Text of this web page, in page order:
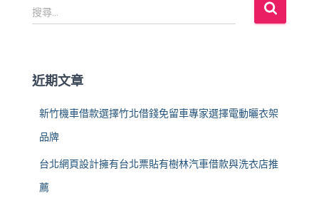
搜
尋
:
搜尋...
近期文章
新竹機車借款選擇竹北借錢免留車專家選擇電動曬衣架
品牌
台北網頁設計擁有台北票貼有樹林汽車借款與洗衣店推
薦